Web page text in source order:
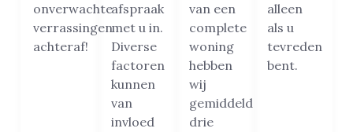
onverwachte
verrassingen
achteraf!
afspraak
met u in.
Diverse
factoren
kunnen
van
invloed
van een
complete
woning
hebben
wij
gemiddeld
drie
alleen
als u
tevreden
bent.